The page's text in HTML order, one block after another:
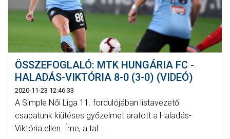
SZURKOLÓI ÉLMÉNYEK
SAJTÓ
ÖSSZEFOGLALÓ: MTK HUNGÁRIA FC -
HALADÁS-VIKTÓRIA 8-0 (3-0) (VIDEÓ)
2020-11-23 12:46:33
A Simple Női Liga 11. fordulójában listavezető
csapatunk kiütéses győzelmet aratott a Haladás-
Viktória ellen. Íme, a tal...